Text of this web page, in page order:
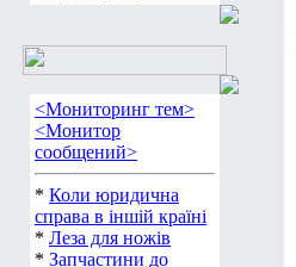
<Мониторинг тем>
<Монитор
сообщений>
* Коли юридична
справа в іншій країні
* Леза для ножів
* Запчастини до